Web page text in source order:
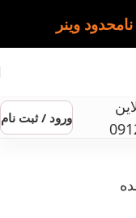
وینر
ورود / ثبت نام